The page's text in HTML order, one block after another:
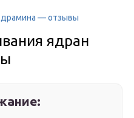
драмина — отзывы
ядран